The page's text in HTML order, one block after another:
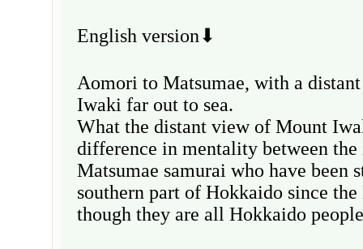
English version⬇
Aomori to Matsumae, with a
Iwaki far out to sea.
What the distant view of Mount
difference in mentality between
Matsumae samurai who have been
southern part of Hokkaido since
though they are all Hokkaido